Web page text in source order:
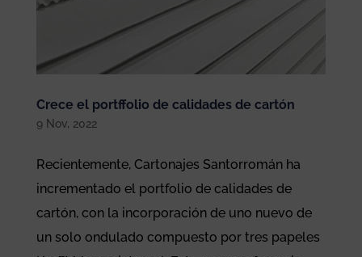
Crece el portffolio de calidades de cartón
9 Nov, 2022
Recientemente, Cartonajes Santorromán ha
incrementado el portfolio de calidades de
cartón, con la incorporación de uno nuevo de
un solo ondulado compuesto por tres papeles